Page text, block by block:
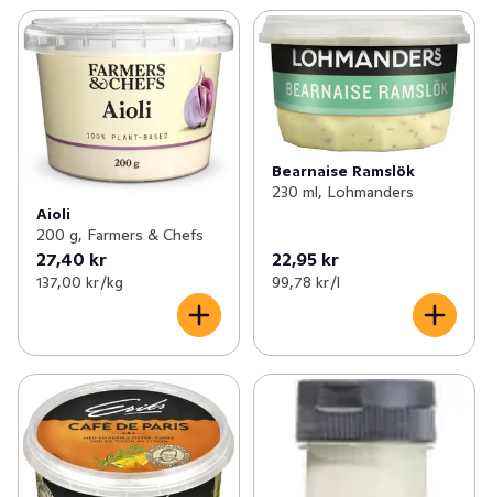
Aioli
200 g, Farmers & Chefs
27,40 kr
137,00 kr /kg
Bearnaise Ramslök
230 ml, Lohmanders
22,95 kr
99,78 kr /l